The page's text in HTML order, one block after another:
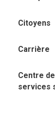
Citoyens
Carrière
Centre de
services